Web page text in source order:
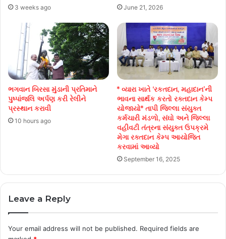
3 weeks ago June 21, 2026
ભગવાન બિરસા મુંડાની પ્રતિમાને
પુષ્પાંજલિ અર્પણ કરી રેલીને
પ્રસ્થાન કરાવી
10 hours ago
* વ્યારા ખાતે ‘રકતદાન, મહાદાન’ની
ભાવના સાર્થક કરતો રક્તદાન કેમ્પ
યોજાયો* તાપી જિલ્લા સંયુક્ત
કર્મચારી મંડળો, સંઘો અને જિલ્લા
વહીવટી તંત્રના સંયુક્ત ઉપક્રમે
મેગા રક્તદાન કેમ્પ આયોજિત
કરવામાં આવ્યો
September 16, 2025
Leave a Reply
Your email address will not be published. Required fields are